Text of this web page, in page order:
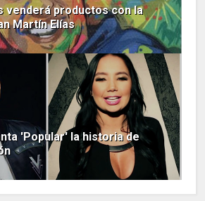
venderá productos con la
Martín Elías
'Popular' la historia de